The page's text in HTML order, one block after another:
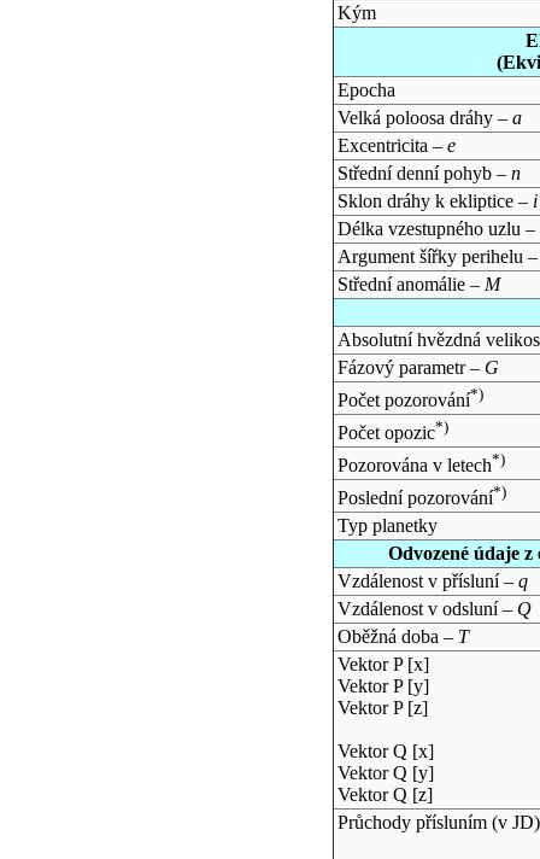
Kým
Epocha
Velká poloosa dráhy – a
Excentricita – e
Střední denní pohyb – n
Sklon dráhy k ekliptice – i
Délka vzestupného uzlu –
Argument šířky perihelu
Střední anomálie – M
Absolutní hvězdná
Fázový parametr – G
Počet pozorování*)
Počet opozic*)
Pozorována v letech*)
Poslední pozorování*)
Typ planetky
Odvozené údaje
Vzdálenost v přísluní – q
Vzdálenost v odsluní – Q
Oběžná doba – T
Vektor P [x]
Vektor P [y]
Vektor P [z]
Vektor Q [x]
Vektor Q [y]
Vektor Q [z]
Průchody přísluním (v JD)